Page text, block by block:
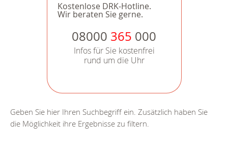
Kostenlose DRK-Hotline.
Wir beraten Sie gerne.
08000 365 000
Infos für Sie kostenfrei
rund um die Uhr
Geben Sie hier Ihren Suchbegriff ein. Zusätzlich haben Sie
die Möglichkeit ihre Ergebnisse zu filtern.